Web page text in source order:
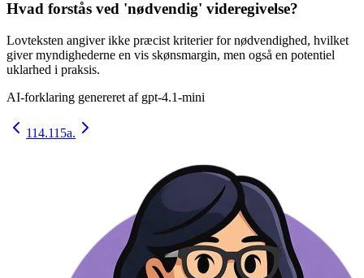
Hvad forstås ved 'nødvendig' videregivelse?
Lovteksten angiver ikke præcist kriterier for nødvendighed, hvilket
giver myndighederne en vis skønsmargin, men også en potentiel
uklarhed i praksis.
AI-forklaring genereret af gpt-4.1-mini
114.115a.